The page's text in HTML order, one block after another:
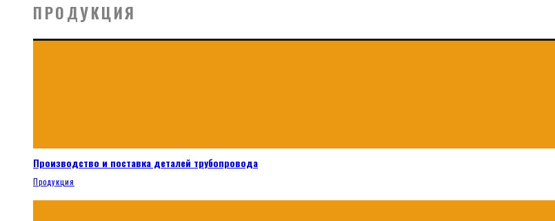
ПРОДУКЦИЯ
Производство и поставка деталей трубопровода
Продукция